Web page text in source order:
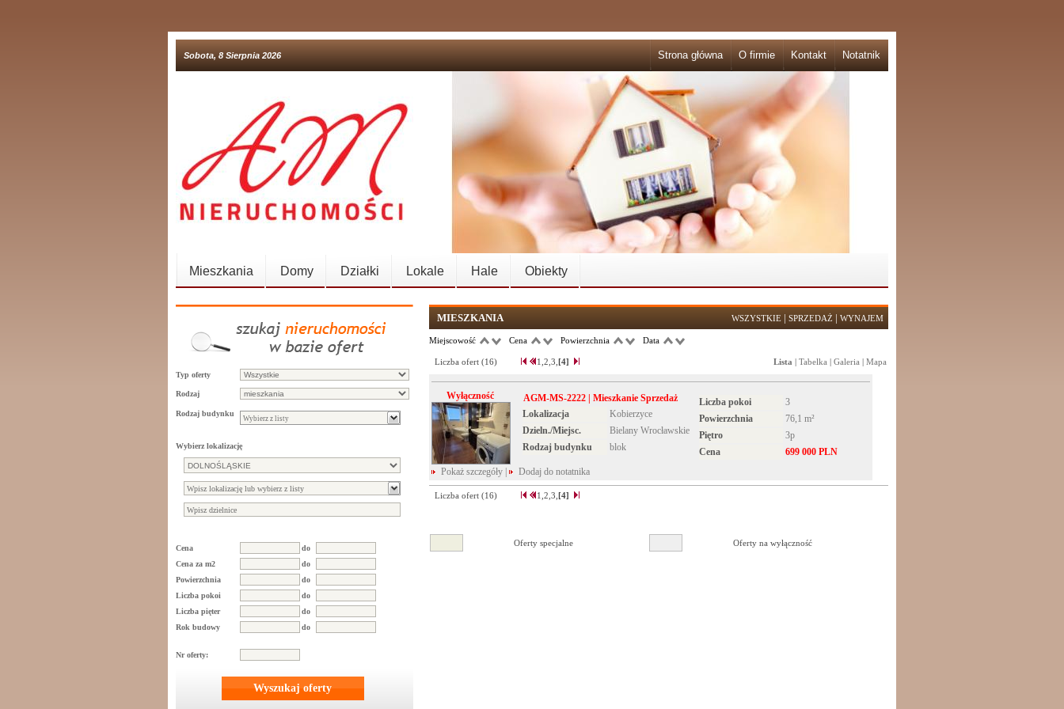
Sobota, 8 Sierpnia 2026 Strona główna O firmie Kontakt Notatnik
Mieszkania Domy Działki Lokale Hale Obiekty
Typ oferty
Rodzaj
Rodzaj budynku
Wybierz lokalizację
Cena
do
Cena za m2
do
Powierzchnia
do
Liczba pokoi
do
Liczba pięter
do
Rok budowy
do
Nr oferty:
Wyszukaj oferty
MIESZKANIA WSZYSTKIE | SPRZEDAŻ | WYNAJEM
Miejscowość Cena Powierzchnia Data
Liczba ofert (16) 1, 2, 3, [4] Lista | Tabelka | Galeria | Mapa
Wyłączność
AGM-MS-2222 | Mieszkanie Sprzedaż
Lokalizacja
Kobierzyce
Dzieln./Miejsc.
Bielany Wrocławskie
Rodzaj budynku
blok
Liczba pokoi
3
Powierzchnia
76,1 m²
Piętro
3p
Cena
699 000 PLN
Pokaż szczegóły
Dodaj do notatnika
Liczba ofert (16) 1, 2, 3, [4]
Oferty specjalne Oferty na wyłączność